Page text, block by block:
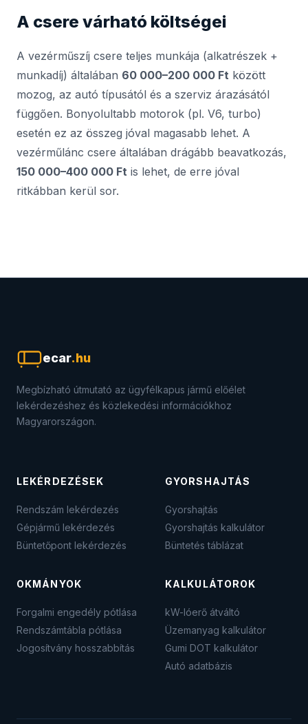
A csere várható költségei
A vezérműszíj csere teljes munkája (alkatrészek +
munkadíj) általában 60 000–200 000 Ft között
mozog, az autó típusától és a szerviz árazásától
függően. Bonyolultabb motorok (pl. V6, turbo)
esetén ez az összeg jóval magasabb lehet. A
vezérműlánc csere általában drágább beavatkozás,
150 000–400 000 Ft is lehet, de erre jóval
ritkábban kerül sor.
ecar.hu
Megbízható útmutató az ügyfélkapus jármű előélet
lekérdezéshez és közlekedési információkhoz
Magyarországon.
LEKÉRDEZÉSEK
Rendszám lekérdezés
Gépjármű lekérdezés
Büntetőpont lekérdezés
GYORSHAJTÁS
Gyorshajtás
Gyorshajtás kalkulátor
Büntetés táblázat
OKMÁNYOK
Forgalmi engedély pótlása
Rendszámtábla pótlása
Jogosítvány hosszabbítás
KALKULÁTOROK
kW-lóerő átváltó
Üzemanyag kalkulátor
Gumi DOT kalkulátor
Autó adatbázis